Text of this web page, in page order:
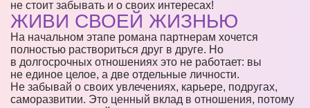
не стоит забывать и о своих интересах!
ЖИВИ СВОЕЙ ЖИЗНЬЮ
На начальном этапе романа партнерам хочется
полностью раствориться друг в друге. Но
в долгосрочных отношениях это не работает: вы
не единое целое, а две отдельные личности.
Не забывай о своих увлечениях, карьере, подругах,
саморазвитии. Это ценный вклад в отношения, потому